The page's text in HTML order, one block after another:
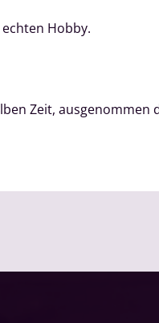
Hobby.
Zeit, ausgenommen